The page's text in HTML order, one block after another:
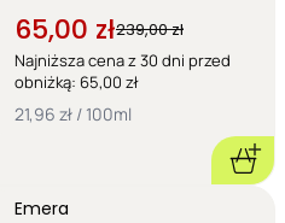
65,00 zł239,00 zł
Najniższa cena z 30 dni przed
obniżką: 65,00 zł
21,96 zł / 100ml
Emera